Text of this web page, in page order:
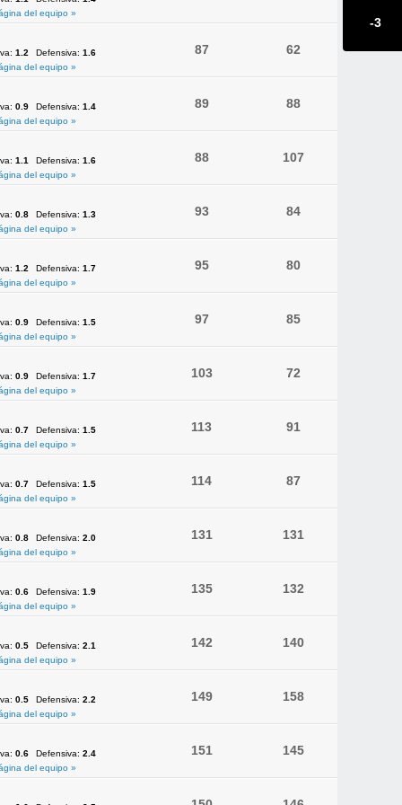
del equipo »
1.2 Defensiva: 1.6
del equipo »
87 62
0.9 Defensiva: 1.4
del equipo »
89 88
1.1 Defensiva: 1.6
del equipo »
88 107
0.8 Defensiva: 1.3
del equipo »
93 84
1.2 Defensiva: 1.7
del equipo »
95 80
0.9 Defensiva: 1.5
del equipo »
97 85
0.9 Defensiva: 1.7
del equipo »
103 72
0.7 Defensiva: 1.5
del equipo »
113 91
0.7 Defensiva: 1.5
del equipo »
114 87
0.8 Defensiva: 2.0
del equipo »
131 131
0.6 Defensiva: 1.9
del equipo »
135 132
0.5 Defensiva: 2.1
del equipo »
142 140
0.5 Defensiva: 2.2
del equipo »
149 158
0.6 Defensiva: 2.4
del equipo »
151 145
-3